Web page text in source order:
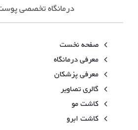
درمانگاه تخصصی
صفحه نخست
معرفی درمانگاه
معرفی پزشکان
گالری تصاویر
کاشت مو
کاشت ابرو